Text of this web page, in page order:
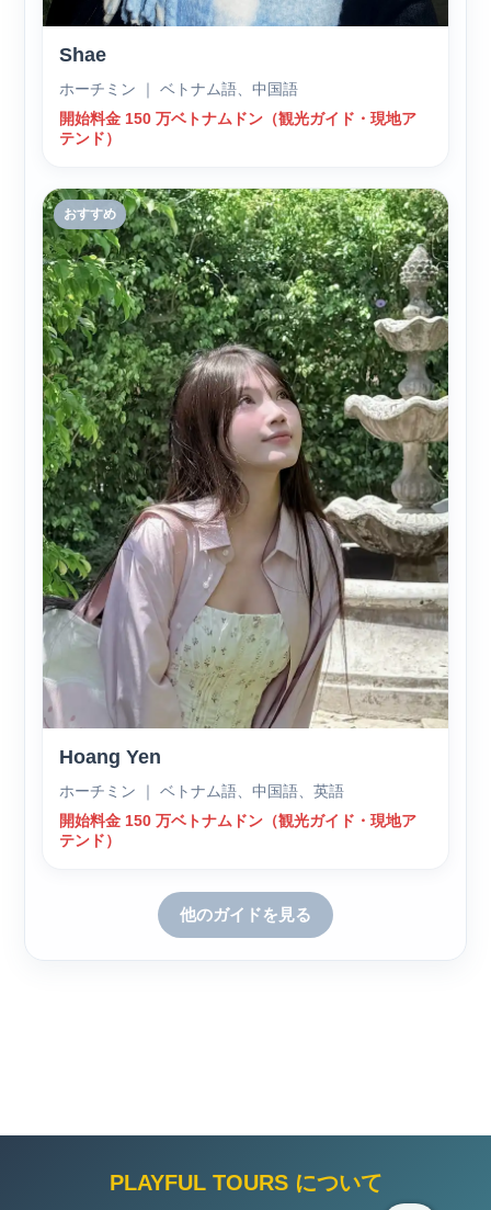
Shae
ホーチミン ｜ ベトナム語、中国語
開始料金 150 万ベトナムドン（観光ガイド・現地ア
テンド）
おすすめ
Hoang Yen
ホーチミン ｜ ベトナム語、中国語、英語
開始料金 150 万ベトナムドン（観光ガイド・現地ア
テンド）
他のガイドを見る
PLAYFUL TOURS について